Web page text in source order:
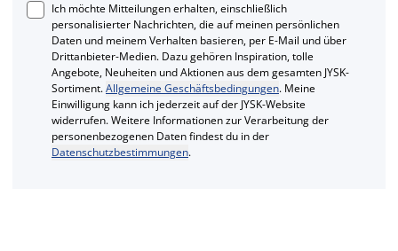
Ich möchte Mitteilungen erhalten, einschließlich
personalisierter Nachrichten, die auf meinen persönlichen
Daten und meinem Verhalten basieren, per E-Mail und über
Drittanbieter-Medien. Dazu gehören Inspiration, tolle
Angebote, Neuheiten und Aktionen aus dem gesamten JYSK-
Sortiment.Allgemeine Geschäftsbedingungen. Meine
Einwilligung kann ich jederzeit auf der JYSK-Website
widerrufen. Weitere Informationen zur Verarbeitung der
personenbezogenen Daten findest du in der
Datenschutzbestimmungen.